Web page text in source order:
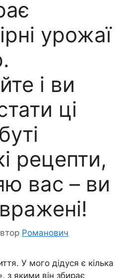
урожаї
і ви
ці
рецепти,
вас – ви
Романович
У мого дідуся є кілька
з якими він збирає